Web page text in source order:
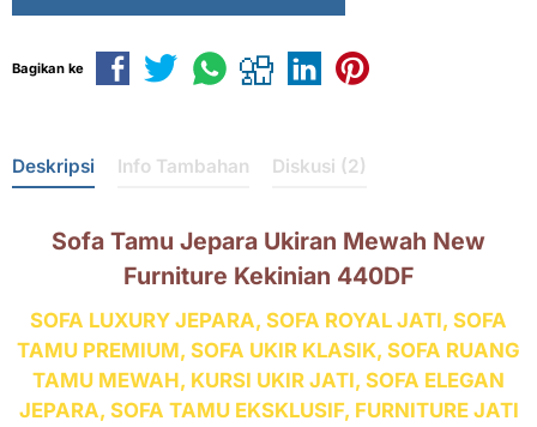
Bagikan ke
Deskripsi Info Tambahan Diskusi (2)
Sofa Tamu Jepara Ukiran Mewah New
Furniture Kekinian 440DF
SOFA LUXURY JEPARA, SOFA ROYAL JATI, SOFA
TAMU PREMIUM, SOFA UKIR KLASIK, SOFA RUANG
TAMU MEWAH, KURSI UKIR JATI, SOFA ELEGAN
JEPARA, SOFA TAMU EKSKLUSIF, FURNITURE JATI